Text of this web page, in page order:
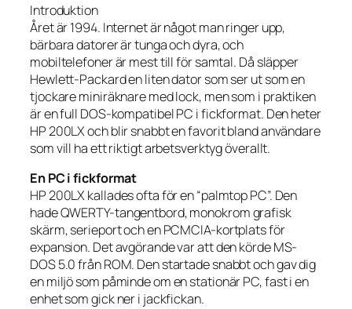
Introduktion
Året är 1994. Internet är något man ringer upp,
bärbara datorer är tunga och dyra, och
mobiltelefoner är mest till för samtal. Då släpper
Hewlett-Packard en liten dator som ser ut som en
tjockare miniräknare med lock, men som i praktiken
är en full DOS-kompatibel PC i fickformat. Den heter
HP 200LX och blir snabbt en favorit bland användare
som vill ha ett riktigt arbetsverktyg överallt.
En PC i fickformat
HP 200LX kallades ofta för en “palmtop PC”. Den
hade QWERTY-tangentbord, monokrom grafisk
skärm, serieport och en PCMCIA-kortplats för
expansion. Det avgörande var att den körde MS-
DOS 5.0 från ROM. Den startade snabbt och gav dig
en miljö som påminde om en stationär PC, fast i en
enhet som gick ner i jackfickan.